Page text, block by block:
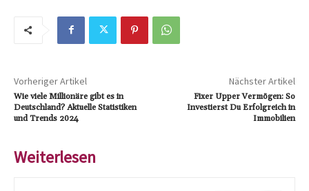
Vorheriger Artikel
Wie viele Millionäre gibt es in
Deutschland? Aktuelle Statistiken
und Trends 2024
Nächster Artikel
Fixer Upper Vermögen: So
Investierst Du Erfolgreich in
Immobilien
Weiterlesen